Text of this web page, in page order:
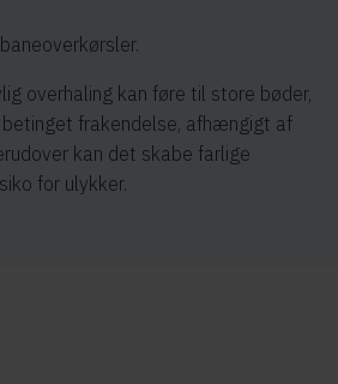
overhaling kan føre til store bøder,
frakendelse, afhængigt af
kan det skabe farlige
for ulykker.